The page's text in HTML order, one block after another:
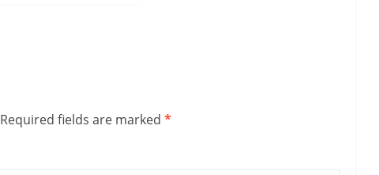
Required fields are marked *